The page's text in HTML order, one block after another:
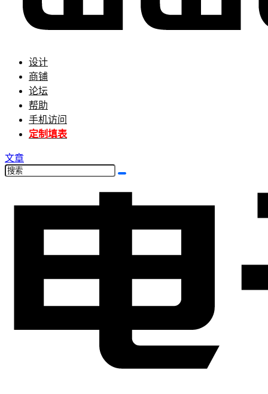
设计
商铺
论坛
帮助
手机访问
定制填表
文章